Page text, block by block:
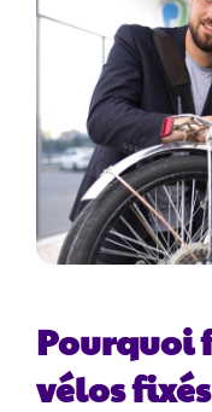
Pourquoi
vélos